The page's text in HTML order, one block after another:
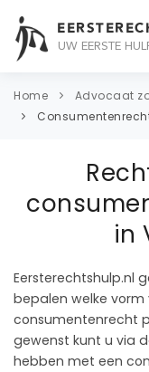
UW EERSTE
ONDERWERPEN
ADVOCAAT
OVER ONS
Home Advocaat
in
Eersterechtshulp.nl
bepalen welke
consumentenrecht
gewenst kunt u via
hebben met een